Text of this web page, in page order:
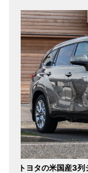
トヨタの米国産3